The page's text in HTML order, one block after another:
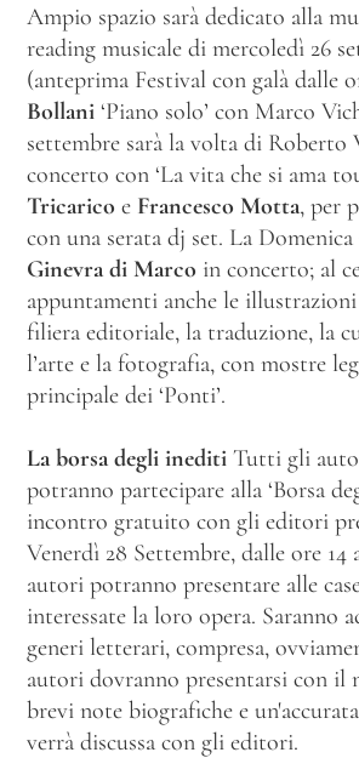
Ampio spazio sarà dedicato alla
reading musicale di mercoledì 26
(anteprima Festival con galà dalle
Bollani ‘Piano solo’ con Marco
settembre sarà la volta di Roberto
concerto con ‘La vita che si ama
Tricarico e Francesco Motta, per
con una serata dj set. La Domenica
Ginevra di Marco in concerto; al
appuntamenti anche le
filiera editoriale, la traduzione, la
l’arte e la fotografia, con mostre
principale dei ‘Ponti’.
La borsa degli inediti Tutti gli
potranno partecipare alla ‘Borsa
incontro gratuito con gli editori
Venerdì 28 Settembre, dalle ore 14
autori potranno presentare alle
interessate la loro opera. Saranno
generi letterari, compresa,
autori dovranno presentarsi con il
brevi note biografiche e
verrà discussa con gli editori.